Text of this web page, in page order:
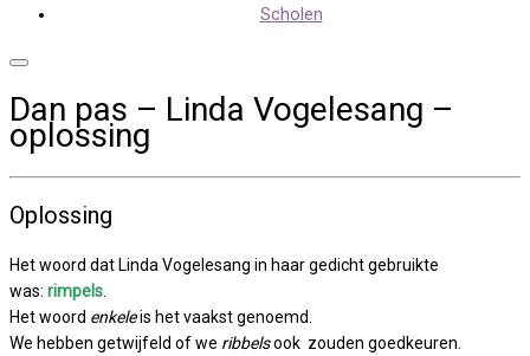
Scholen
Dan pas – Linda Vogelesang –
oplossing
Oplossing
Het woord dat Linda Vogelesang in haar gedicht gebruikte
was: rimpels.
Het woord enkeleis het vaakst genoemd.
We hebben getwijfeld of we ribbelsook zouden goedkeuren.